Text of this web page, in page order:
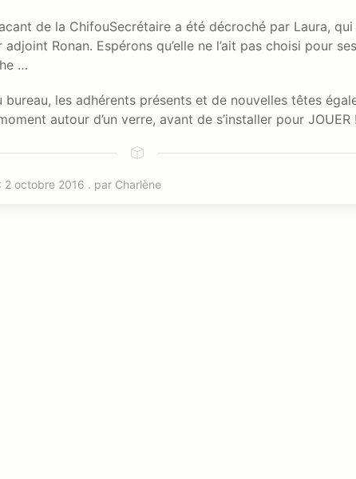
de la ChifouSecrétaire a été décroché par Laura, qui
Ronan. Espérons qu’elle ne l’ait pas choisi pour ses
…
bureau, les adhérents présents et de nouvelles têtes
autour d’un verre, avant de s’installer pour JOUER
2 octobre 2016 . par Charlène